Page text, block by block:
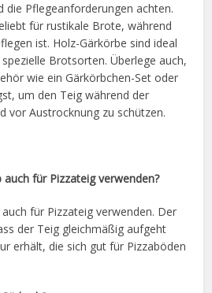
die Pflegeanforderungen achten.
für rustikale Brote, während
ist. Holz-Gärkörbe sind ideal
Brotsorten. Überlege auch,
wie ein Gärkörbchen-Set oder
um den Teig während der
vor Austrocknung zu schützen.
auch für Pizzateig verwenden?
für Pizzateig verwenden. Der
der Teig gleichmäßig aufgeht
erhält, die sich gut für Pizzaböden